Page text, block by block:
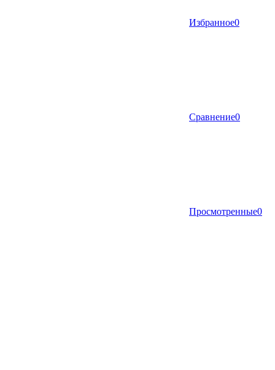
Избранное0
Сравнение0
Просмотренные0